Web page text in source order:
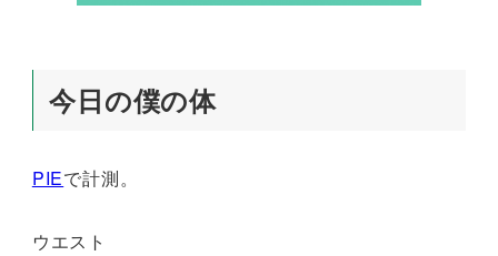
今日の僕の体
PIEで計測。
ウエスト